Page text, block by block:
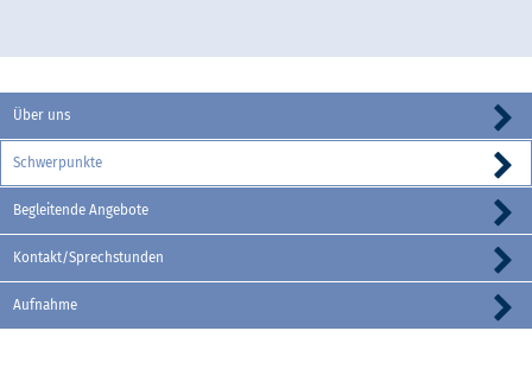
Über uns
Schwerpunkte
Begleitende Angebote
Kontakt/Sprechstunden
Aufnahme